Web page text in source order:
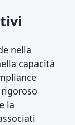
nella
capacità
la